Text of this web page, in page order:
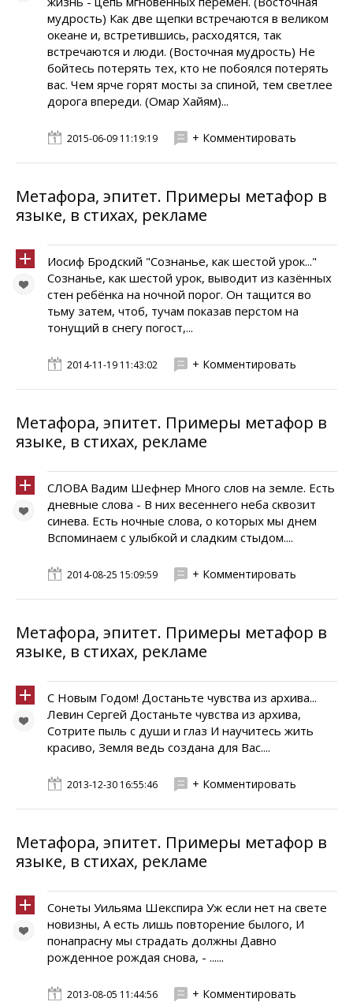
мудрость) Как две щепки встречаются в великом
океане и, встретившись, расходятся, так
встречаются и люди. (Восточная мудрость) Не
бойтесь потерять тех, кто не побоялся потерять
вас. Чем ярче горят мосты за спиной, тем светлее
дорога впереди. (Омар Хайям)...
2015-06-09 11:19:19 + Комментировать
Метафора, эпитет. Примеры метафор в
языке, в стихах, рекламе
Иосиф Бродский "Сознанье, как шестой урок..."
Сознанье, как шестой урок, выводит из казённых
стен ребёнка на ночной порог. Он тащится во
тьму затем, чтоб, тучам показав перстом на
тонущий в снегу погост,...
2014-11-19 11:43:02 + Комментировать
Метафора, эпитет. Примеры метафор в
языке, в стихах, рекламе
СЛОВА Вадим Шефнер Много слов на земле. Есть
дневные слова - В них весеннего неба сквозит
синева. Есть ночные слова, о которых мы днем
Вспоминаем с улыбкой и сладким стыдом....
2014-08-25 15:09:59 + Комментировать
Метафора, эпитет. Примеры метафор в
языке, в стихах, рекламе
С Новым Годом! Достаньте чувства из архива...
Левин Сергей Достаньте чувства из архива,
Сотрите пыль с души и глаз И научитесь жить
красиво, Земля ведь создана для Вас....
2013-12-30 16:55:46 + Комментировать
Метафора, эпитет. Примеры метафор в
языке, в стихах, рекламе
Сонеты Уильяма Шекспира Уж если нет на свете
новизны, А есть лишь повторение былого, И
понапрасну мы страдать должны Давно
рожденное рождая снова, - ......
2013-08-05 11:44:56 + Комментировать